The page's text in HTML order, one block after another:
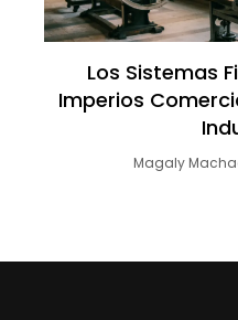
Los Sistemas
Imperios
Magaly